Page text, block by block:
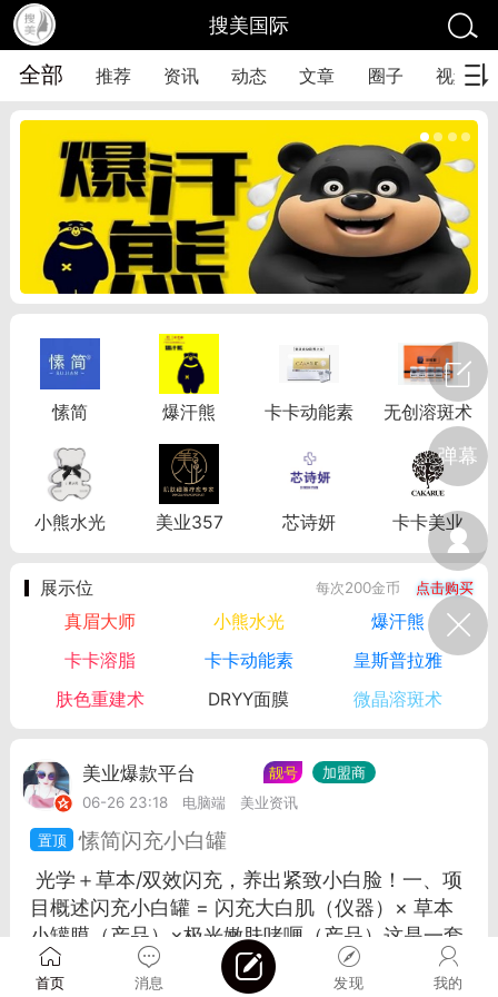
首页 消息 发现 我的
弹幕
搜美国际
全部 推荐 资讯 动态 文章 圈子 视频
愫简 爆汗熊 卡卡动能素 无创溶斑术
小熊水光 美业357 芯诗妍 卡卡美业
展示位 每次200金币 点击购买
真眉大师 小熊水光
爆汗熊
卡卡溶脂
卡卡动能素
皇斯普拉雅
肤色重建术
DRYY面膜 微晶溶斑术
美业爆款平台 靓号
加盟商
06-26 23:18
电脑端 美业资讯
愫简闪充小白罐
光学＋草本/双效闪充，养出紧致小白脸！一、项
目概述闪充小白罐 = 闪充大白肌（仪器）× 草本
小罐膜（产品）×极光嫩肤啫喱（产品）这是一套
“先光疗修护...